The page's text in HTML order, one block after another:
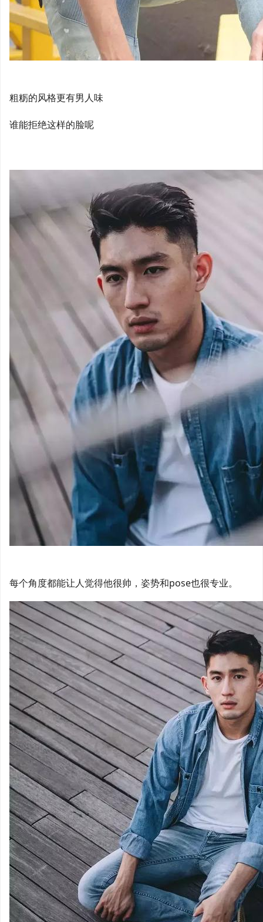
粗粝的风格更有男人味
谁能拒绝这样的脸呢
每个角度都能让人觉得他很帅，姿势和pose也很专业。